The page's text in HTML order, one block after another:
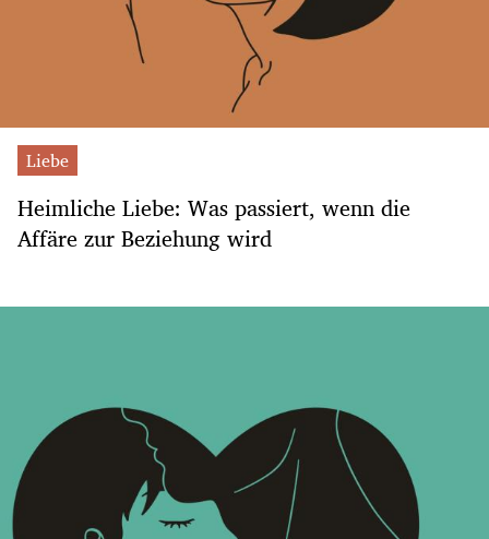
Liebe
Heimliche Liebe: Was passiert, wenn die
Affäre zur Beziehung wird